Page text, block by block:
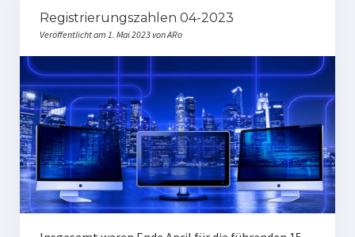
Registrierungszahlen 04-2023
Veröffentlicht am 1. Mai 2023 von ARo